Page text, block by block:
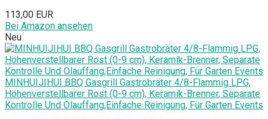
113,00 EUR
Bei Amazon ansehen
Neu
MINHUIJIHUI BBQ Gasgrill Gastrobräter 4/8-Flammig LPG,
Höhenverstellbarer Rost (0-9 cm), Keramik-Brenner, Separate
Kontrolle Und Ölauffang,Einfache Reinigung, Für Garten Events